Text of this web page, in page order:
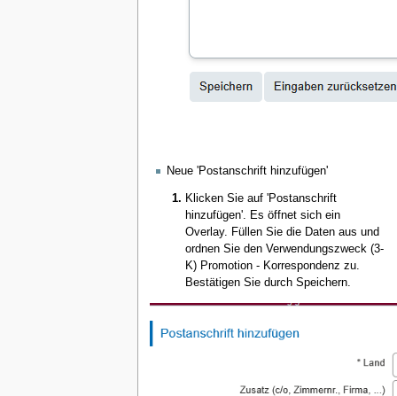
Neue 'Postanschrift hinzufügen'
Klicken Sie auf 'Postanschrift
hinzufügen'. Es öffnet sich ein
Overlay. Füllen Sie die Daten aus und
ordnen Sie den Verwendungszweck (3-
K) Promotion - Korrespondenz zu.
Bestätigen Sie durch Speichern.